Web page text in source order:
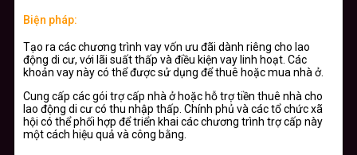
Biện pháp:
Tạo ra các chương trình vay vốn ưu đãi dành riêng cho lao
động di cư, với lãi suất thấp và điều kiện vay linh hoạt. Các
khoản vay này có thể được sử dụng để thuê hoặc mua nhà ở.
Cung cấp các gói trợ cấp nhà ở hoặc hỗ trợ tiền thuê nhà cho
lao động di cư có thu nhập thấp. Chính phủ và các tổ chức xã
hội có thể phối hợp để triển khai các chương trình trợ cấp này
một cách hiệu quả và công bằng.